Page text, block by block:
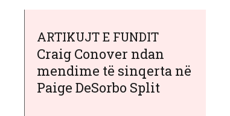
ARTIKUJT E FUNDIT
Craig Conover ndan
mendime të sinqerta në
Paige DeSorbo Split